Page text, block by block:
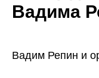
Вадима
Вадим Репин и